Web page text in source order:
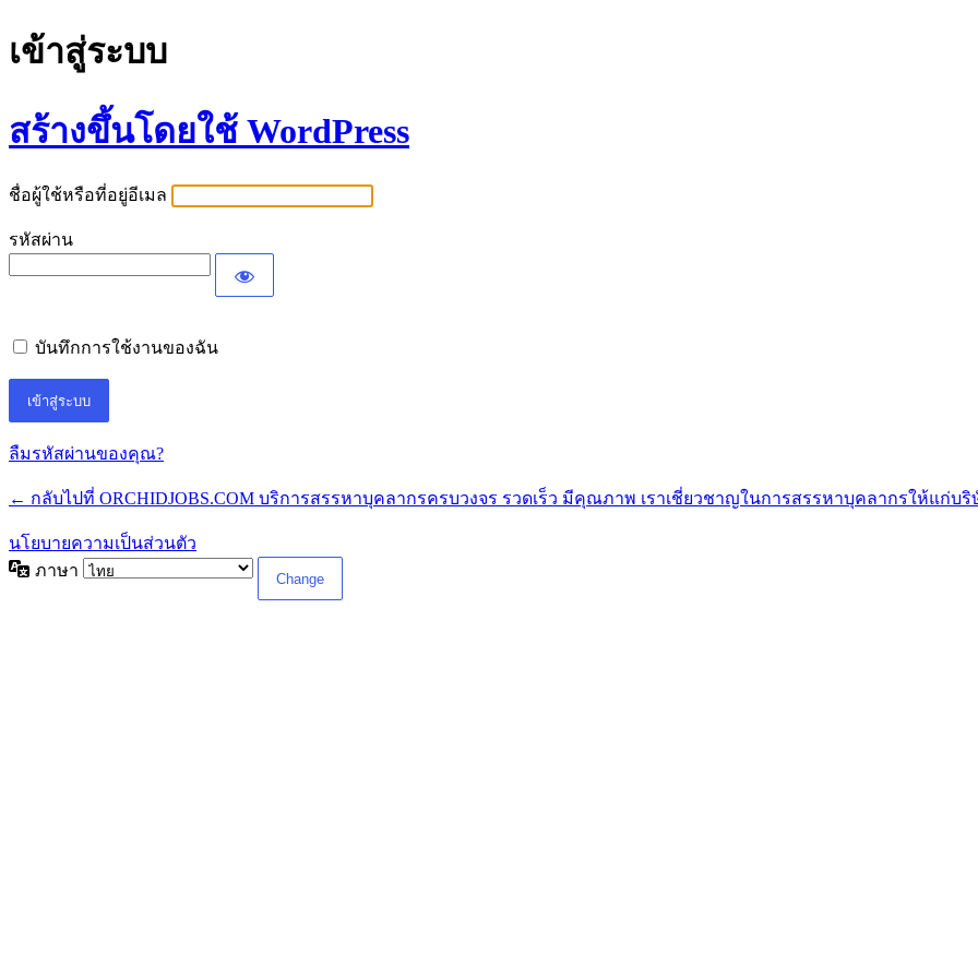
เข้าสู่ระบบ
สร้างขึ้นโดยใช้ WordPress
ชื่อผู้ใช้หรือที่อยู่อีเมล
รหัสผ่าน
บันทึกการใช้งานของฉัน
ลืมรหัสผ่านของคุณ?
← กลับไปที่ ORCHIDJOBS.COM บริการสรรหาบุคลากรครบวงจร รวดเร็ว มีคุณภาพ เราเชี่ยวชาญในการสรรหาบุคลากรให้แก่บ
นโยบายความเป็นส่วนตัว
ภาษา